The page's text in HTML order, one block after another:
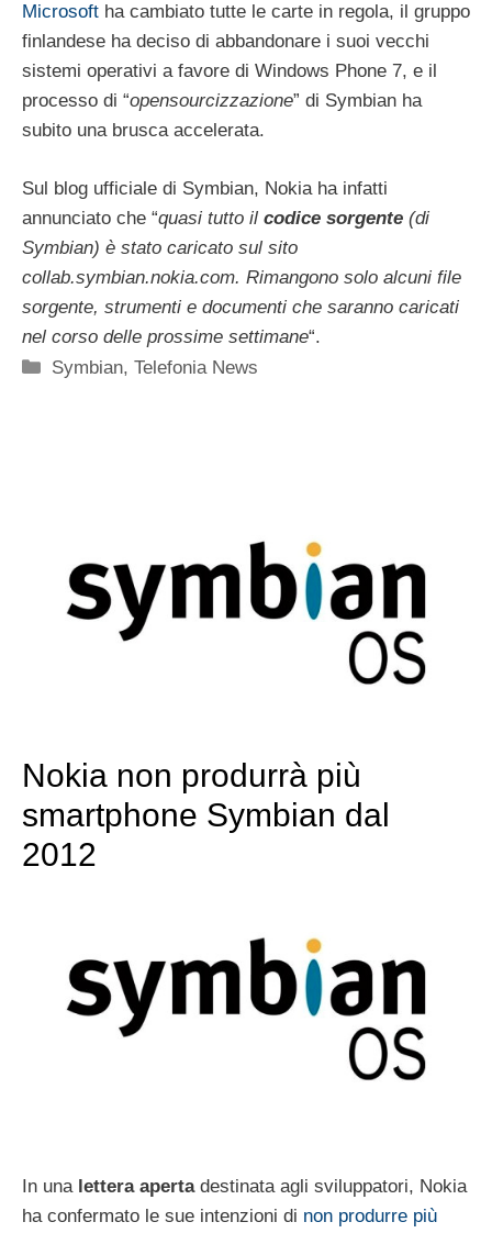
Microsoft ha cambiato tutte le carte in regola, il gruppo
finlandese ha deciso di abbandonare i suoi vecchi
sistemi operativi a favore di Windows Phone 7, e il
processo di “opensourcizzazione” di Symbian ha
subito una brusca accelerata.
Sul blog ufficiale di Symbian, Nokia ha infatti
annunciato che “quasi tutto il codice sorgente (di
Symbian) è stato caricato sul sito
collab.symbian.nokia.com. Rimangono solo alcuni file
sorgente, strumenti e documenti che saranno caricati
nel corso delle prossime settimane“.
Categorie
Symbian,Telefonia News
Nokia non produrrà più
smartphone Symbian dal
2012
In una lettera apertadestinata agli sviluppatori, Nokia
ha confermato le sue intenzioni di non produrre più